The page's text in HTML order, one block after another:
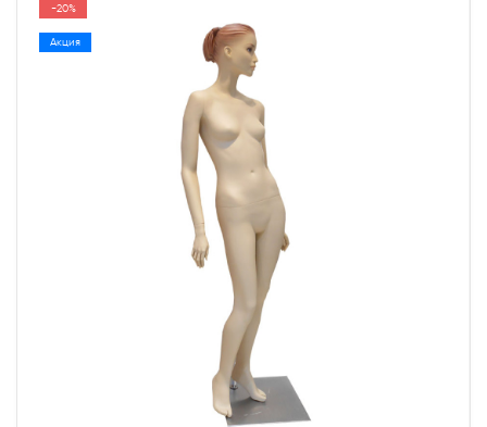
-20%
Акция